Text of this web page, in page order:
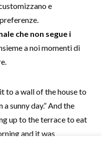
e
che non segue i
a noi momenti di
to a wall of the house to
sunny day.” And the
up to the terrace to eat
and it was